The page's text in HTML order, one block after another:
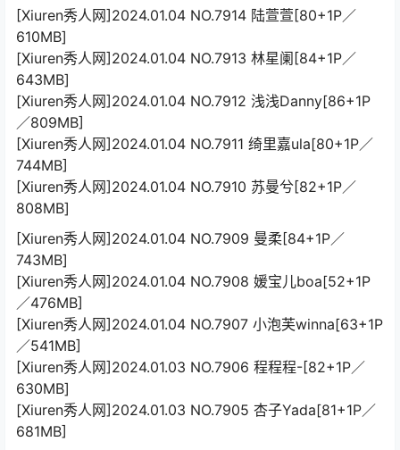
[Xiuren秀人网]2024.01.04 NO.7914 陆萱萱[80+1P／
610MB]
[Xiuren秀人网]2024.01.04 NO.7913 林星阑[84+1P／
643MB]
[Xiuren秀人网]2024.01.04 NO.7912 浅浅Danny[86+1P
／809MB]
[Xiuren秀人网]2024.01.04 NO.7911 绮里嘉ula[80+1P／
744MB]
[Xiuren秀人网]2024.01.04 NO.7910 苏曼兮[82+1P／
808MB]
[Xiuren秀人网]2024.01.04 NO.7909 曼柔[84+1P／
743MB]
[Xiuren秀人网]2024.01.04 NO.7908 媛宝儿boa[52+1P
／476MB]
[Xiuren秀人网]2024.01.04 NO.7907 小泡芙winna[63+1P
／541MB]
[Xiuren秀人网]2024.01.03 NO.7906 程程程-[82+1P／
630MB]
[Xiuren秀人网]2024.01.03 NO.7905 杏子Yada[81+1P／
681MB]